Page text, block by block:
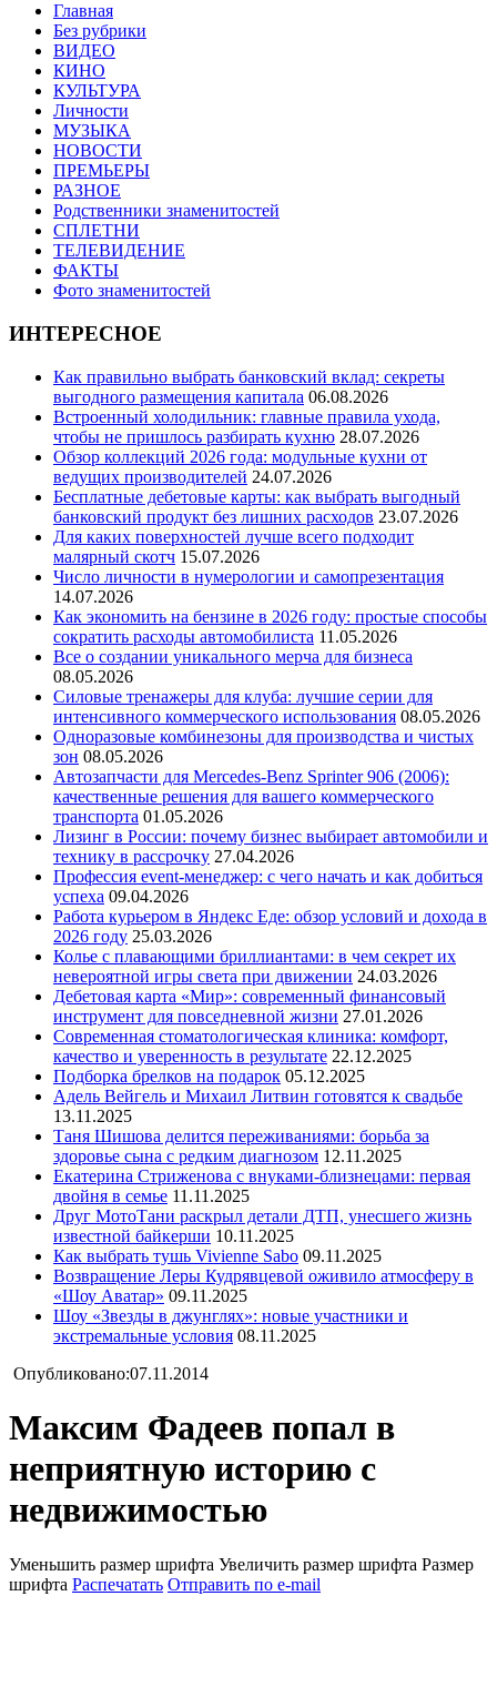
Главная
Без рубрики
ВИДЕО
КИНО
КУЛЬТУРА
Личности
МУЗЫКА
НОВОСТИ
ПРЕМЬЕРЫ
РАЗНОЕ
Родственники знаменитостей
СПЛЕТНИ
ТЕЛЕВИДЕНИЕ
ФАКТЫ
Фото знаменитостей
ИНТЕРЕСНОЕ
Как правильно выбрать банковский вклад: секреты
выгодного размещения капитала 06.08.2026
Встроенный холодильник: главные правила ухода,
чтобы не пришлось разбирать кухню 28.07.2026
Обзор коллекций 2026 года: модульные кухни от
ведущих производителей 24.07.2026
Бесплатные дебетовые карты: как выбрать выгодный
банковский продукт без лишних расходов 23.07.2026
Для каких поверхностей лучше всего подходит
малярный скотч 15.07.2026
Число личности в нумерологии и самопрезентация
14.07.2026
Как экономить на бензине в 2026 году: простые способы
сократить расходы автомобилиста 11.05.2026
Все о создании уникального мерча для бизнеса
08.05.2026
Силовые тренажеры для клуба: лучшие серии для
интенсивного коммерческого использования 08.05.2026
Одноразовые комбинезоны для производства и чистых
зон 08.05.2026
Автозапчасти для Mercedes-Benz Sprinter 906 (2006):
качественные решения для вашего коммерческого
транспорта 01.05.2026
Лизинг в России: почему бизнес выбирает автомобили и
технику в рассрочку 27.04.2026
Профессия event-менеджер: с чего начать и как добиться
успеха 09.04.2026
Работа курьером в Яндекс Еде: обзор условий и дохода в
2026 году 25.03.2026
Колье с плавающими бриллиантами: в чем секрет их
невероятной игры света при движении 24.03.2026
Дебетовая карта «Мир»: современный финансовый
инструмент для повседневной жизни 27.01.2026
Современная стоматологическая клиника: комфорт,
качество и уверенность в результате 22.12.2025
Подборка брелков на подарок 05.12.2025
Адель Вейгель и Михаил Литвин готовятся к свадьбе
13.11.2025
Таня Шишова делится переживаниями: борьба за
здоровье сына с редким диагнозом 12.11.2025
Екатерина Стриженова с внуками-близнецами: первая
двойня в семье 11.11.2025
Друг МотоТани раскрыл детали ДТП, унесшего жизнь
известной байкерши 10.11.2025
Как выбрать тушь Vivienne Sabo 09.11.2025
Возвращение Леры Кудрявцевой оживило атмосферу в
«Шоу Аватар» 09.11.2025
Шоу «Звезды в джунглях»: новые участники и
экстремальные условия 08.11.2025
Опубликовано:07.11.2014
Максим Фадеев попал в
неприятную историю с
недвижимостью
Уменьшить размер шрифта Увеличить размер шрифта Размер
шрифта Распечатать Отправить по e-mail